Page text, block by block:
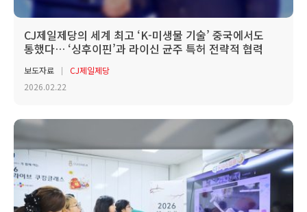
CJ제일제당의 세계 최고 ‘K-미생물 기술’ 중국에서도
통했다… ‘싱후이핀’과 라이신 균주 특허 전략적 협력
보도자료
CJ제일제당
2026.02.22